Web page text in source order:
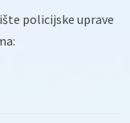
policijske uprave